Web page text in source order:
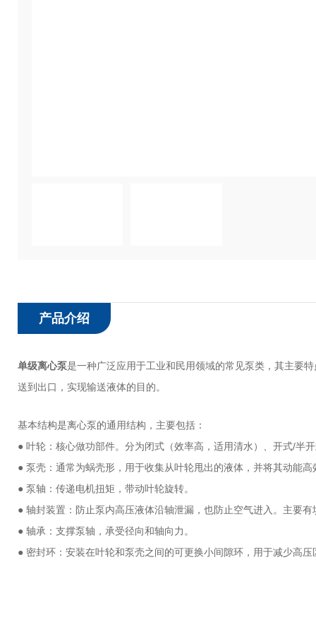
产品介绍
单级离心泵是一种广泛应用于工业和民用领域的常见泵类，其主要
送到出口，实现输送液体的目的。
基本结构是离心泵的通用结构，主要包括：
● 叶轮：核心做功部件。分为闭式（效率高，适用清水）、开式/半
● 泵壳：通常为蜗壳形，用于收集从叶轮甩出的液体，并将其动能
● 泵轴：传递电机扭矩，带动叶轮旋转。
● 轴封装置：防止泵内高压液体沿轴泄漏，也防止空气进入。主要
● 轴承：支撑泵轴，承受径向和轴向力。
● 密封环：安装在叶轮和泵壳之间的可更换小间隙环，用于减少高